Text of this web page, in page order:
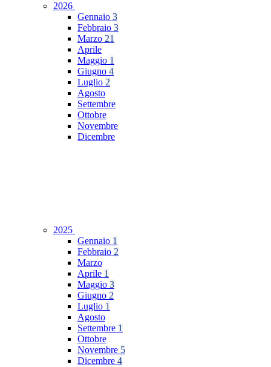
2026
Gennaio 3
Febbraio 3
Marzo 21
Aprile
Maggio 1
Giugno 4
Luglio 2
Agosto
Settembre
Ottobre
Novembre
Dicembre
2025
Gennaio 1
Febbraio 2
Marzo
Aprile 1
Maggio 3
Giugno 2
Luglio 1
Agosto
Settembre 1
Ottobre
Novembre 5
Dicembre 4